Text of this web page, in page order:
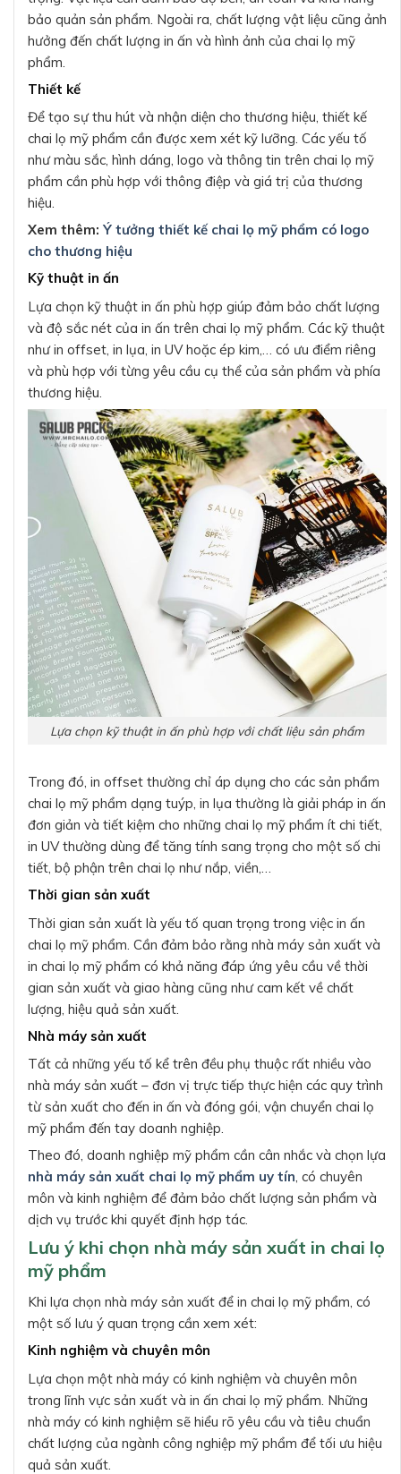
bảo quản sản phẩm. Ngoài ra, chất lượng vật liệu cũng ảnh
hưởng đến chất lượng in ấn và hình ảnh của chai lọ mỹ
phẩm.
Thiết kế
Để tạo sự thu hút và nhận diện cho thương hiệu, thiết kế
chai lọ mỹ phẩm cần được xem xét kỹ lưỡng. Các yếu tố
như màu sắc, hình dáng, logo và thông tin trên chai lọ mỹ
phẩm cần phù hợp với thông điệp và giá trị của thương
hiệu.
Xem thêm: Ý tưởng thiết kế chai lọ mỹ phẩm có logo
cho thương hiệu
Kỹ thuật in ấn
Lựa chọn kỹ thuật in ấn phù hợp giúp đảm bảo chất lượng
và độ sắc nét của in ấn trên chai lọ mỹ phẩm. Các kỹ thuật
như in offset, in lụa, in UV hoặc ép kim,… có ưu điểm riêng
và phù hợp với từng yêu cầu cụ thể của sản phẩm và phía
thương hiệu.
Lựa chọn kỹ thuật in ấn phù hợp với chất liệu sản phẩm
Trong đó, in offset thường chỉ áp dụng cho các sản phẩm
chai lọ mỹ phẩm dạng tuýp, in lụa thường là giải pháp in ấn
đơn giản và tiết kiệm cho những chai lọ mỹ phẩm ít chi tiết,
in UV thường dùng để tăng tính sang trọng cho một số chi
tiết, bộ phận trên chai lọ như nắp, viền,…
Thời gian sản xuất
Thời gian sản xuất là yếu tố quan trọng trong việc in ấn
chai lọ mỹ phẩm. Cần đảm bảo rằng nhà máy sản xuất và
in chai lọ mỹ phẩm có khả năng đáp ứng yêu cầu về thời
gian sản xuất và giao hàng cũng như cam kết về chất
lượng, hiệu quả sản xuất.
Nhà máy sản xuất
Tất cả những yếu tố kể trên đều phụ thuộc rất nhiều vào
nhà máy sản xuất – đơn vị trực tiếp thực hiện các quy trình
từ sản xuất cho đến in ấn và đóng gói, vận chuyển chai lọ
mỹ phẩm đến tay doanh nghiệp.
Theo đó, doanh nghiệp mỹ phẩm cần cân nhắc và chọn lựa
nhà máy sản xuất chai lọ mỹ phẩm uy tín, có chuyên
môn và kinh nghiệm để đảm bảo chất lượng sản phẩm và
dịch vụ trước khi quyết định hợp tác.
Lưu ý khi chọn nhà máy sản xuất in chai lọ
mỹ phẩm
Khi lựa chọn nhà máy sản xuất để in chai lọ mỹ phẩm, có
một số lưu ý quan trọng cần xem xét:
Kinh nghiệm và chuyên môn
Lựa chọn một nhà máy có kinh nghiệm và chuyên môn
trong lĩnh vực sản xuất và in ấn chai lọ mỹ phẩm. Những
nhà máy có kinh nghiệm sẽ hiểu rõ yêu cầu và tiêu chuẩn
chất lượng của ngành công nghiệp mỹ phẩm để tối ưu hiệu
quả sản xuất.